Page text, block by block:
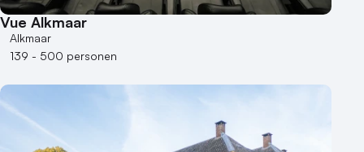
Vue Alkmaar
Alkmaar
139 - 500 personen